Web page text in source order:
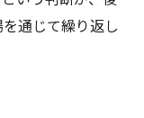
通じて繰り返し